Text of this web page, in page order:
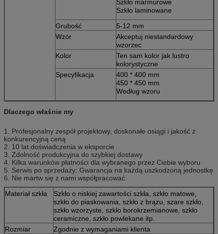
Szkło marmurowe
Szkło laminowane
Grubość
5-12 mm
Wzór
Akceptuj niestandardowy
wzorzec
Kolor
Ten sam kolor jak lustro
kolorystyczne
Specyfikacja
400 * 400 mm
450 * 450 mm
Według wzoru
Dlaczego właśnie my
1. Profesjonalny zespół projektowy, doskonałe osiągi i jakość z
konkurencyjną ceną
2. 10 lat doświadczenia w eksporcie
3. Zdolność produkcyjna do szybkiej dostawy
4. Kilka warunków płatności dla wybranego przez Ciebie wyboru
5. Serwis po sprzedaży: Gwarancja na każdą uszkodzoną jednostkę
6. Nie martw się z nami współpracować
Materiał szkła
Szkło o niskiej zawartości szkła, szkło matowe,
szkło do piaskowania, szkło z brązu, szare szkło,
szkło wzorzyste, szkło borokrzemianowe, szkło
ceramiczne, szkło powlekane itp.
Rozmiar
Zgodnie z wymaganiami klienta